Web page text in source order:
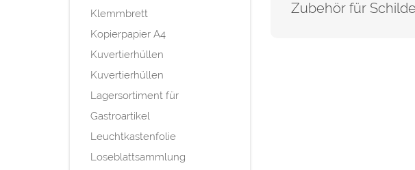
Klemmbrett
Kopierpapier A4
Kuvertierhüllen
Kuvertierhüllen
Lagersortiment für
Gastroartikel
Leuchtkastenfolie
Loseblattsammlung